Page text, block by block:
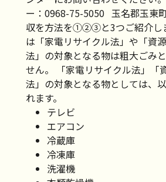
ー：0968-75-5050 玉名郡玉東
収を方法を①②③と3つご紹介し
は「家電リサイクル法」や「資
法」の対象となる物は粗大ごみ
せん。 「家電リサイクル法」「
法」の対象となる物としては、
れます。
テレビ
エアコン
冷蔵庫
冷凍庫
洗濯機